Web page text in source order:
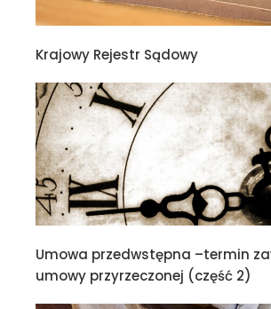
Krajowy Rejestr Sądowy
Umowa przedwstępna –termin
umowy przyrzeczonej (część 2)